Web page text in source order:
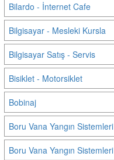
Bilardo - İnternet Cafe
Bilgisayar - Mesleki Kursla
Bilgisayar Satış - Servis
Bisiklet - Motorsiklet
Bobinaj
Boru Vana Yangın Sistemleri
Boru Vana Yangın Sistemleri